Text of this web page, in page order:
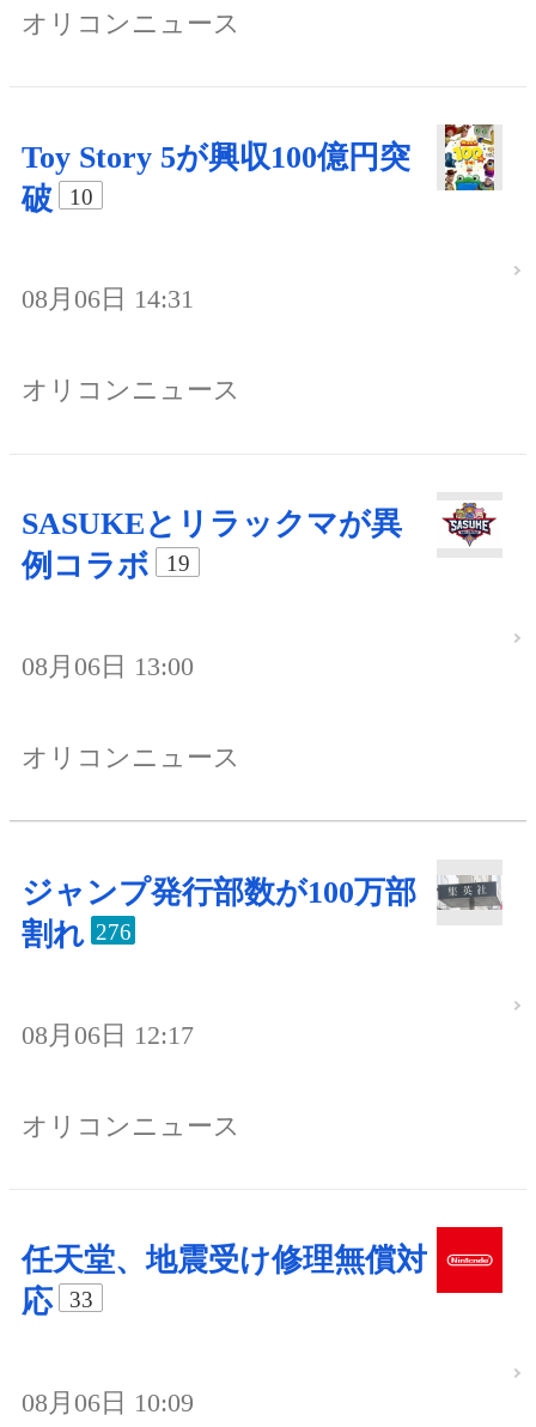
オリコンニュース
Toy Story 5が興収100億円突
破
10
08月06日 14:31
オリコンニュース
SASUKEとリラックマが異
例コラボ
19
08月06日 13:00
オリコンニュース
ジャンプ発行部数が100万部
割れ 276
08月06日 12:17
オリコンニュース
任天堂、地震受け修理無償対
応
33
08月06日 10:09